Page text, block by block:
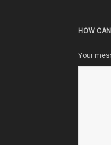
HOW
Your